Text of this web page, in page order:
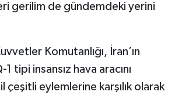
gerilim de gündemdeki yerini
Komutanlığı, İran’ın
tipi insansız hava aracını
çeşitli eylemlerine karşılık olarak